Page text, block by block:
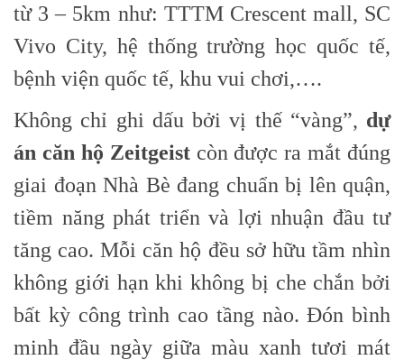
từ 3 – 5km như: TTTM Crescent mall, SC
Vivo City, hệ thống trường học quốc tế,
bệnh viện quốc tế, khu vui chơi,….
Không chỉ ghi dấu bởi vị thế “vàng”, dự
án căn hộ Zeitgeistcòn được ra mắt đúng
giai đoạn Nhà Bè đang chuẩn bị lên quận,
tiềm năng phát triển và lợi nhuận đầu tư
tăng cao. Mỗi căn hộ đều sở hữu tầm nhìn
không giới hạn khi không bị che chắn bởi
bất kỳ công trình cao tầng nào. Đón bình
minh đầu ngày giữa màu xanh tươi mát